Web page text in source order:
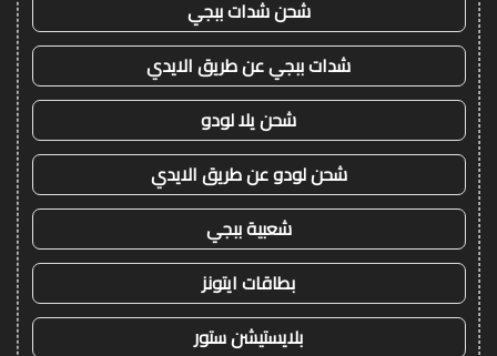
شحن شدات ببجي
شدات ببجي عن طريق الايدي
شحن يلا لودو
شحن لودو عن طريق الايدي
شعبية ببجي
بطاقات ايتونز
بلايستيشن ستور